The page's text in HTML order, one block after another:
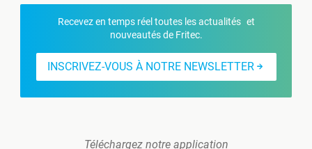
Recevez en temps réel toutes les actualités et
nouveautés de Fritec.
INSCRIVEZ-VOUS À NOTRE NEWSLETTER
Téléchargez notre application